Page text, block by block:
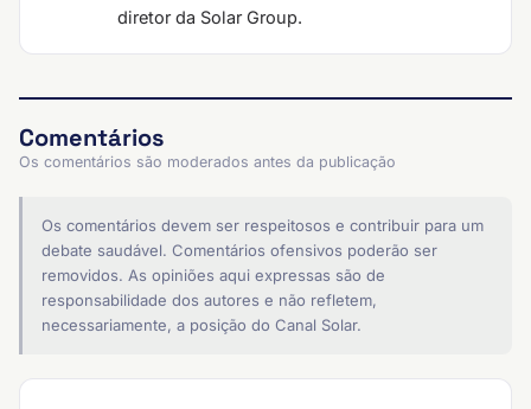
diretor da Solar Group.
Comentários
Os comentários são moderados antes da publicação
Os comentários devem ser respeitosos e contribuir para um
debate saudável. Comentários ofensivos poderão ser
removidos. As opiniões aqui expressas são de
responsabilidade dos autores e não refletem,
necessariamente, a posição do Canal Solar.